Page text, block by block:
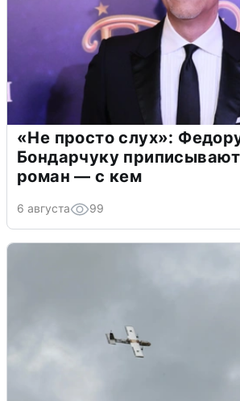
«Не просто слух»:
Бондарчуку
роман — с кем
6 августа 99